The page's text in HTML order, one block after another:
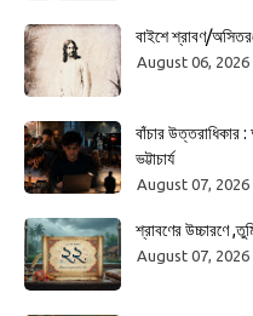
বাইশে শ্রাবণ/
August 06, 2026
বাঁচার
ভট্টাচার্য
August 07, 2026
শ্রাবণের উচ্চারণে
August 07, 2026